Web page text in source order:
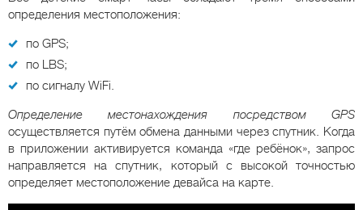
определения местоположения:
по GPS;
по LBS;
по сигналу WiFi.
Определение местонахождения посредством GPS
осуществляется путём обмена данными через спутник. Когда
в приложении активируется команда «где ребёнок», запрос
направляется на спутник, который с высокой точностью
определяет местоположение девайса на карте.